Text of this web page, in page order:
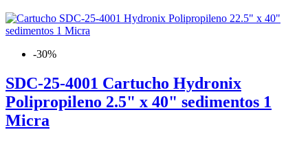
-30%
SDC-25-4001 Cartucho Hydronix
Polipropileno 2.5" x 40" sedimentos 1
Micra